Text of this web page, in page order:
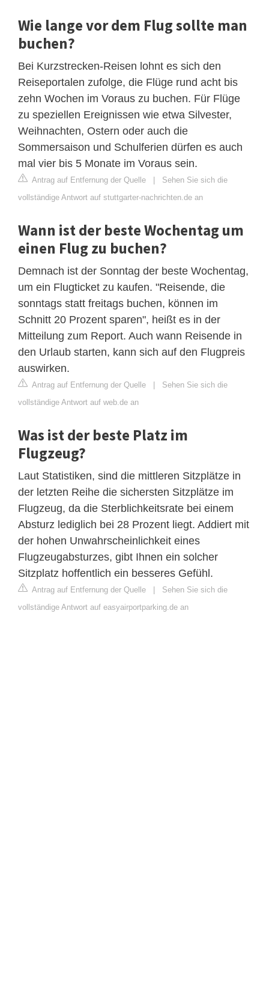
Wie lange vor dem Flug sollte man
buchen?
Bei Kurzstrecken-Reisen lohnt es sich den
Reiseportalen zufolge, die Flüge rund acht bis
zehn Wochen im Voraus zu buchen. Für Flüge
zu speziellen Ereignissen wie etwa Silvester,
Weihnachten, Ostern oder auch die
Sommersaison und Schulferien dürfen es auch
mal vier bis 5 Monate im Voraus sein.
Antrag auf Entfernung der Quelle | Sehen Sie sich die
vollständige Antwort auf stuttgarter-nachrichten.de an
Wann ist der beste Wochentag um
einen Flug zu buchen?
Demnach ist der Sonntag der beste Wochentag,
um ein Flugticket zu kaufen. "Reisende, die
sonntags statt freitags buchen, können im
Schnitt 20 Prozent sparen", heißt es in der
Mitteilung zum Report. Auch wann Reisende in
den Urlaub starten, kann sich auf den Flugpreis
auswirken.
Antrag auf Entfernung der Quelle | Sehen Sie sich die
vollständige Antwort auf web.de an
Was ist der beste Platz im
Flugzeug?
Laut Statistiken, sind die mittleren Sitzplätze in
der letzten Reihe die sichersten Sitzplätze im
Flugzeug, da die Sterblichkeitsrate bei einem
Absturz lediglich bei 28 Prozent liegt. Addiert mit
der hohen Unwahrscheinlichkeit eines
Flugzeugabsturzes, gibt Ihnen ein solcher
Sitzplatz hoffentlich ein besseres Gefühl.
Antrag auf Entfernung der Quelle | Sehen Sie sich die
vollständige Antwort auf easyairportparking.de an